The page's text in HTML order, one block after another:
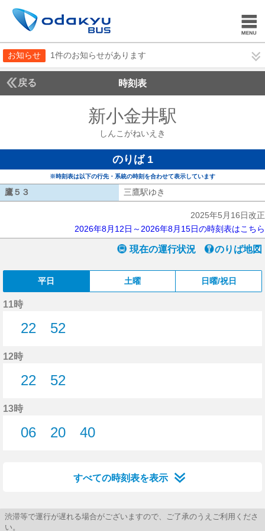
お知らせ 1件のお知らせがあります
戻る 時刻表
新小金井駅
しんこがねいえき
のりば 1
※時刻表は以下の行先・系統の時刻を合わせて表示しています
鷹５３ 三鷹駅ゆき
2025年5月16日改正
2026年8月12日～2026年8月15日の時刻表はこちら
現在の運行状況 のりば地図
平日 土曜 日曜/祝日
11時
22
52
12時
22
52
13時
06
20
40
すべての時刻表を表示
渋滞等で運行が遅れる場合がございますので、ご了承のうえご利用くださ
い。